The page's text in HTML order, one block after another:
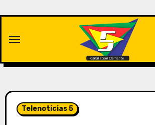
contenido
Telenoticias 5